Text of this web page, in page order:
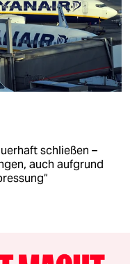
schließen –
auch aufgrund